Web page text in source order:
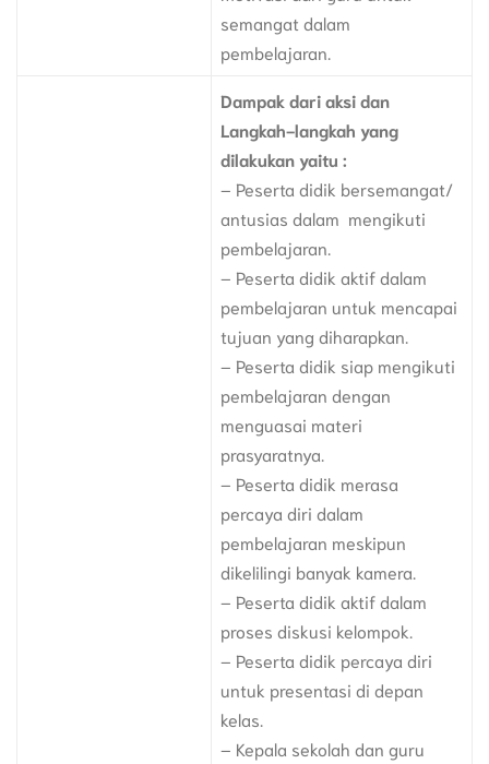
semangat dalam
pembelajaran.
Dampak dari aksi dan
Langkah-langkah yang
dilakukan yaitu :
– Peserta didik bersemangat/
antusias dalam mengikuti
pembelajaran.
– Peserta didik aktif dalam
pembelajaran untuk mencapai
tujuan yang diharapkan.
– Peserta didik siap mengikuti
pembelajaran dengan
menguasai materi
prasyaratnya.
– Peserta didik merasa
percaya diri dalam
pembelajaran meskipun
dikelilingi banyak kamera.
– Peserta didik aktif dalam
proses diskusi kelompok.
– Peserta didik percaya diri
untuk presentasi di depan
kelas.
– Kepala sekolah dan guru